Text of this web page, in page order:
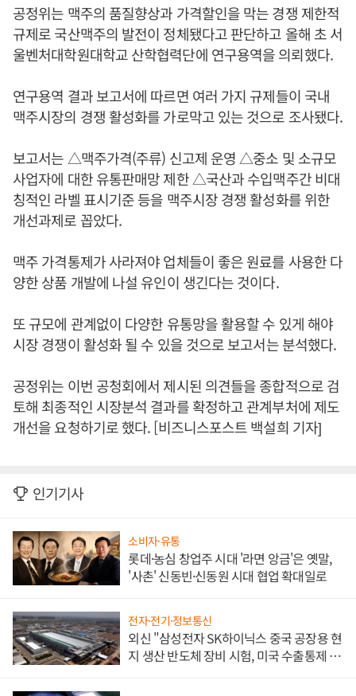
공정위는 맥주의 품질향상과 가격할인을 막는 경쟁 제한적
규제로 국산맥주의 발전이 정체됐다고 판단하고 올해 초 서
울벤처대학원대학교 산학협력단에 연구용역을 의뢰했다.
연구용역 결과 보고서에 따르면 여러 가지 규제들이 국내
맥주시장의 경쟁 활성화를 가로막고 있는 것으로 조사됐다.
보고서는 △맥주가격(주류) 신고제 운영 △중소 및 소규모
사업자에 대한 유통판매망 제한 △국산과 수입맥주간 비대
칭적인 라벨 표시기준 등을 맥주시장 경쟁 활성화를 위한
개선과제로 꼽았다.
맥주 가격통제가 사라져야 업체들이 좋은 원료를 사용한 다
양한 상품 개발에 나설 유인이 생긴다는 것이다.
또 규모에 관계없이 다양한 유통망을 활용할 수 있게 해야
시장 경쟁이 활성화 될 수 있을 것으로 보고서는 분석했다.
공정위는 이번 공청회에서 제시된 의견들을 종합적으로 검
토해 최종적인 시장분석 결과를 확정하고 관계부처에 제도
개선을 요청하기로 했다. [비즈니스포스트 백설희 기자]
인기기사
소비자·유통
롯데·농심 창업주 시대 '라면 앙금'은 옛말,
'사촌' 신동빈·신동원 시대 협업 확대일로
전자·전기·정보통신
외신 "삼성전자 SK하이닉스 중국 공장용 현
지 생산 반도체 장비 시험, 미국 수출통제 대